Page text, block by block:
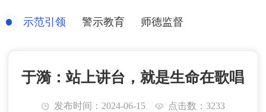
示范引领 警示教育 师德监督
于漪：站上讲台，就是生命在歌唱
发布时间：2024-06-15
点击数：3233